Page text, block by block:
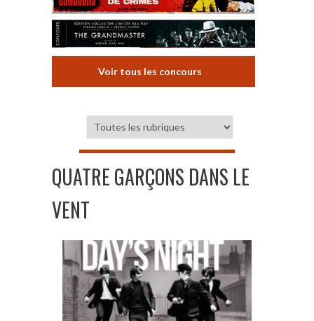
Voir tous les concours
QUATRE GARÇONS DANS LE
VENT